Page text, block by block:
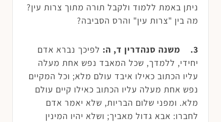
ניתן באמת ללמוד ולקבל תורה מתוך צרות עין?
מה בין "צרות עין" והרס הסביבה?
3. משנה סנהדרין ד, ה:
לפיכך נברא אדם
יחידי, ללמדך, שכל המאבד נפש אחת מעלה
עליו הכתוב כאילו איבד עולם מלא; וכל המקיים
נפש אחת מעלה עליו הכתוב כאילו קיים עולם
מלא. ומפני שלום הבריות, שלא יאמר אדם
לחברו: אבא גדול מאביך; ושלא יהיו המינין